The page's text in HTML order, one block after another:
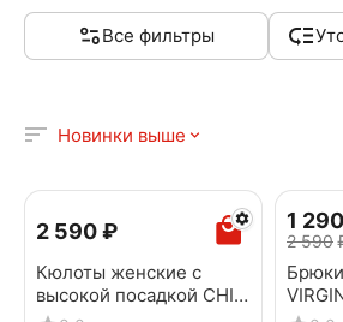
Все фильтры
Новинки выше
2 590₽
Кюлоты женские с
высокой посадкой CHIA
1 290
2 590